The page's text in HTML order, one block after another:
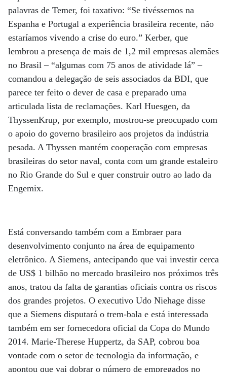
palavras de Temer, foi taxativo: “Se tivéssemos na
Espanha e Portugal a experiência brasileira recente, não
estaríamos vivendo a crise do euro.” Kerber, que
lembrou a presença de mais de 1,2 mil empresas alemães
no Brasil – “algumas com 75 anos de atividade lá” –
comandou a delegação de seis associados da BDI, que
parece ter feito o dever de casa e preparado uma
articulada lista de reclamações. Karl Huesgen, da
ThyssenKrup, por exemplo, mostrou-se preocupado com
o apoio do governo brasileiro aos projetos da indústria
pesada. A Thyssen mantém co­operação com empresas
brasileiras do setor naval, conta com um grande estaleiro
no Rio Grande do Sul e quer construir outro ao lado da
Engemix.
Está conversando também com a Embraer para
desenvolvimento conjunto na área de equipamento
eletrônico. A Siemens, antecipando que vai investir cerca
de US$ 1 bilhão no mercado brasileiro nos próximos três
anos, tratou da falta de garantias oficiais contra os riscos
dos grandes projetos. O executivo Udo Niehage disse
que a Siemens disputará o trem-bala e está interessada
também em ser fornecedora oficial da Copa do Mundo
2014. Marie-Therese Huppertz, da SAP, cobrou boa
vontade com o setor de tecnologia da informação, e
apontou que vai dobrar o número de empregados no